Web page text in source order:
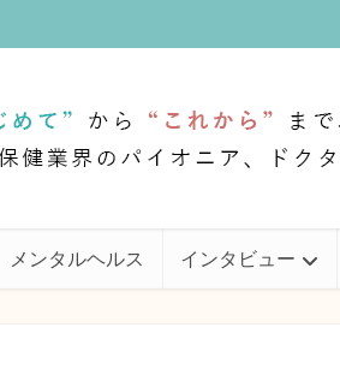
メンタルヘルス インタビュー